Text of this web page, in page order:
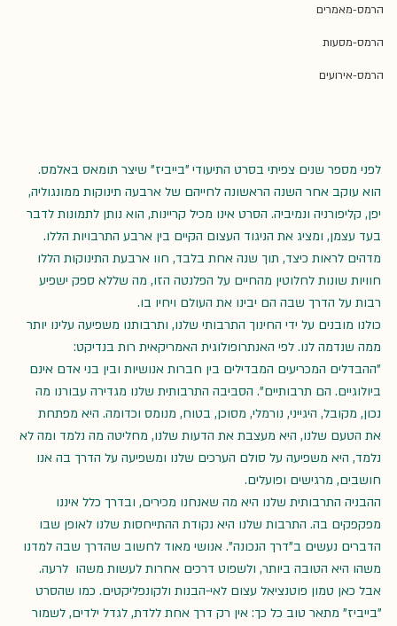
הרמס-מאמרים
הרמס-מסעות
הרמס-אירועים
לפני מספר שנים צפיתי בסרט התיעודי "בייביז" שיצר תומאס באלמס.
הוא עוקב אחר השנה הראשונה לחייהם של ארבעה תינוקות ממונגוליה,
יפן, קליפורניה ונמיביה. הסרט אינו מכיל קריינות, הוא נותן לתמונות לדבר
בעד עצמן, ומציג את הניגוד העצום הקיים בין ארבע התרבויות הללו.
מדהים לראות כיצד, תוך שנה אחת בלבד, חוו ארבעת התינוקות הללו
חוויות שונות לחלוטין מהחיים על הפלנטה הזו, מה שללא ספק ישפיע
רבות על הדרך שבה הם יבינו את העולם ויחיו בו.
כולנו מובנים על ידי החינוך התרבותי שלנו, ותרבותנו משפיעה עלינו יותר
ממה שנדמה לנו. לפי האנתרופולוגית האמריקאית רות בנדיקט:
"ההבדלים המכריעים המבדילים בין חברות אנושיות ובין בני אדם אינם
ביולוגיים. הם תרבותיים". הסביבה התרבותית שלנו מגדירה עבורנו מה
נכון, מקובל, היגייני, נורמלי, מסוכן, בטוח, מנומס וכדומה. היא מפתחת
את הטעם שלנו, היא מעצבת את הדעות שלנו, מחליטה מה נלמד ומה לא
נלמד, היא משפיעה על סולם הערכים שלנו ומשפיעה על הדרך בה אנו
חושבים, מרגישים ופועלים.
ההבניה התרבותית שלנו היא מה שאנחנו מכירים, ובדרך כלל איננו
מפקפקים בה. התרבות שלנו היא נקודת ההתייחסות שלנו לאופן שבו
הדברים נעשים ב"דרך הנכונה". אנושי מאוד לחשוב שהדרך שבה למדנו
משהו היא הטובה ביותר, ולשפוט דרכים אחרות לעשות משהו  לרעה.
אבל כאן טמון פוטנציאל עצום לאי-הבנות ולקונפליקטים. כמו שהסרט
"בייביז" מתאר טוב כל כך: אין רק דרך אחת ללדת, לגדל ילדים, לשמור